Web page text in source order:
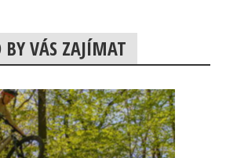
VÁS ZAJÍMAT